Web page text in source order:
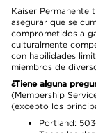
Kaiser Permanente
asegurar que se
comprometidos a
culturalmente
con habilidades
miembros de
¿Tiene alguna
(Membership
(excepto los
Portland: